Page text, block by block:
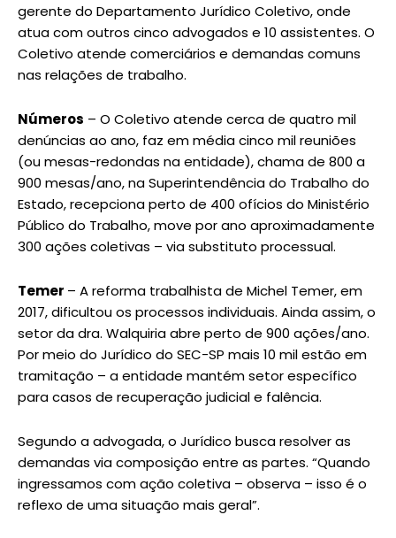
gerente do Departamento Jurídico Coletivo, onde
atua com outros cinco advogados e 10 assistentes. O
Coletivo atende comerciários e demandas comuns
nas relações de trabalho.
Números – O Coletivo atende cerca de quatro mil
denúncias ao ano, faz em média cinco mil reuniões
(ou mesas-redondas na entidade), chama de 800 a
900 mesas/ano, na Superintendência do Trabalho do
Estado, recepciona perto de 400 ofícios do Ministério
Público do Trabalho, move por ano aproximadamente
300 ações coletivas – via substituto processual.
Temer – A reforma trabalhista de Michel Temer, em
2017, dificultou os processos individuais. Ainda assim, o
setor da dra. Walquiria abre perto de 900 ações/ano.
Por meio do Jurídico do SEC-SP mais 10 mil estão em
tramitação – a entidade mantém setor específico
para casos de recuperação judicial e falência.
Segundo a advogada, o Jurídico busca resolver as
demandas via composição entre as partes. “Quando
ingressamos com ação coletiva – observa – isso é o
reflexo de uma situação mais geral”.